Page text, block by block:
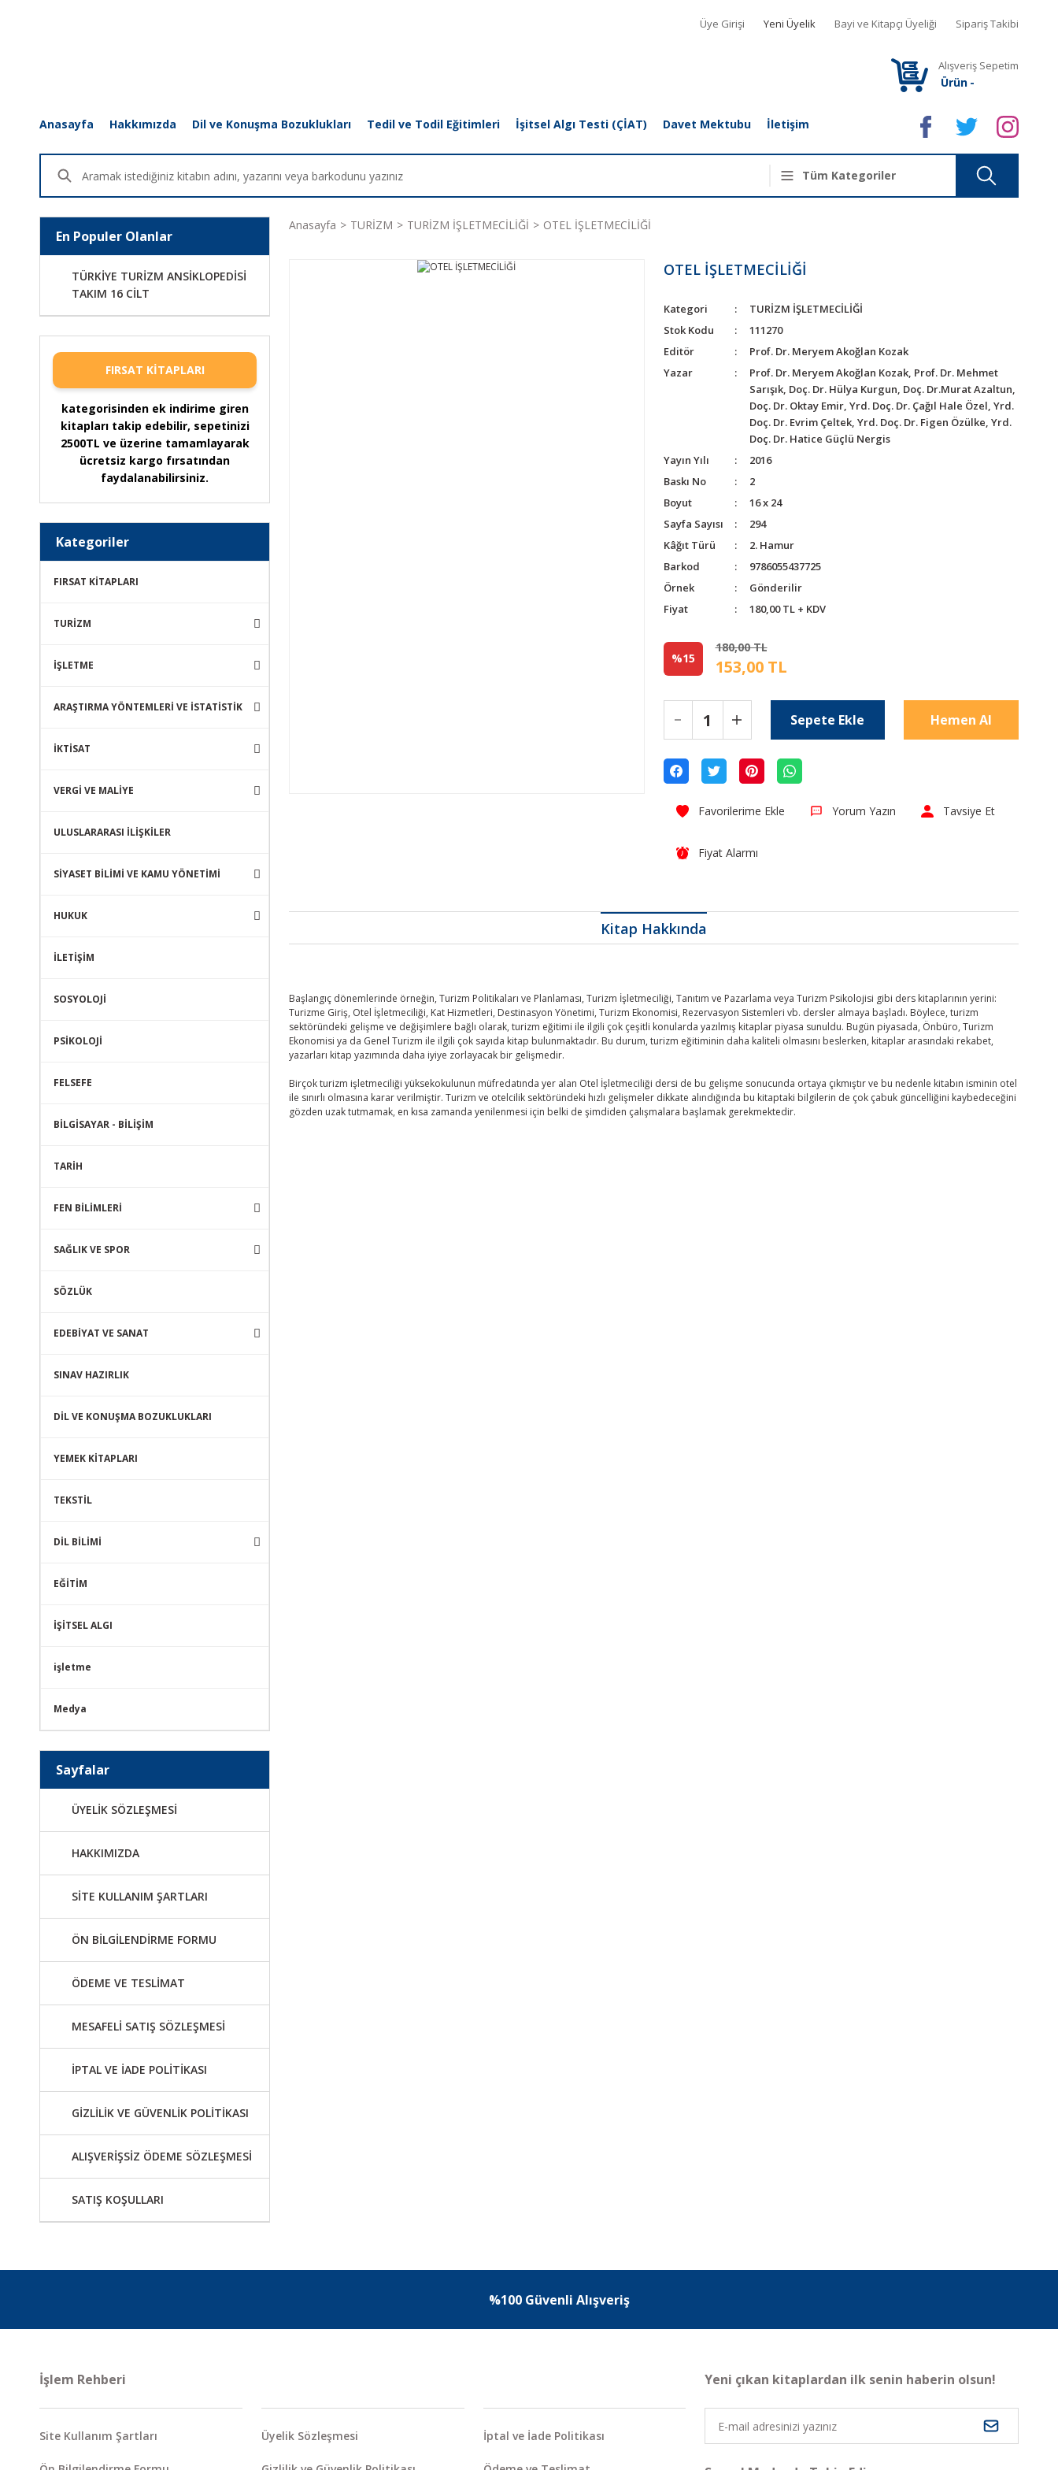
Üye Girişi Yeni Üyelik Bayi ve Kitapçı Üyeliği Sipariş Takibi
Alışveriş Sepetim
Ürün -
Anasayfa Hakkımızda Dil ve Konuşma Bozuklukları Tedil ve Todil Eğitimleri İşitsel Algı Testi (ÇİAT) Davet Mektubu İletişim
En Populer Olanlar
TÜRKİYE TURİZM ANSİKLOPEDİSİ
TAKIM 16 CİLT
FIRSAT KİTAPLARI
kategorisinden ek indirime giren
kitapları takip edebilir, sepetinizi
2500TL ve üzerine tamamlayarak
ücretsiz kargo fırsatından
faydalanabilirsiniz.
Kategoriler
FIRSAT KİTAPLARI
TURİZM
İŞLETME
ARAŞTIRMA YÖNTEMLERİ VE İSTATİSTİK
İKTİSAT
VERGİ VE MALİYE
ULUSLARARASI İLİŞKİLER
SİYASET BİLİMİ VE KAMU YÖNETİMİ
HUKUK
İLETİŞİM
SOSYOLOJİ
PSİKOLOJİ
FELSEFE
BİLGİSAYAR - BİLİŞİM
TARİH
FEN BİLİMLERİ
SAĞLIK VE SPOR
SÖZLÜK
EDEBİYAT VE SANAT
SINAV HAZIRLIK
DİL VE KONUŞMA BOZUKLUKLARI
YEMEK KİTAPLARI
TEKSTİL
DİL BİLİMİ
EĞİTİM
İŞİTSEL ALGI
işletme
Medya
Sayfalar
ÜYELİK SÖZLEŞMESİ
HAKKIMIZDA
SİTE KULLANIM ŞARTLARI
ÖN BİLGİLENDİRME FORMU
ÖDEME VE TESLİMAT
MESAFELİ SATIŞ SÖZLEŞMESİ
İPTAL VE İADE POLİTİKASI
GİZLİLİK VE GÜVENLİK POLİTİKASI
ALIŞVERİŞSİZ ÖDEME SÖZLEŞMESİ
SATIŞ KOŞULLARI
Anasayfa TURİZM TURİZM İŞLETMECİLİĞİ OTEL İŞLETMECİLİĞİ
OTEL İŞLETMECİLİĞİ
Kategori
TURİZM İŞLETMECİLİĞİ
Stok Kodu
111270
Editör
Prof. Dr. Meryem Akoğlan Kozak
Yazar
Prof. Dr. Meryem Akoğlan Kozak, Prof. Dr. Mehmet
Sarışık, Doç. Dr. Hülya Kurgun, Doç. Dr.Murat Azaltun,
Doç. Dr. Oktay Emir, Yrd. Doç. Dr. Çağıl Hale Özel, Yrd.
Doç. Dr. Evrim Çeltek, Yrd. Doç. Dr. Figen Özülke, Yrd.
Doç. Dr. Hatice Güçlü Nergis
Yayın Yılı
2016
Baskı No
2
Boyut
16 x 24
Sayfa Sayısı
294
Kâğıt Türü
2. Hamur
Barkod
9786055437725
Örnek
Gönderilir
Fiyat
180,00 TL + KDV
%15
180,00 TL
153,00 TL
Sepete Ekle Hemen Al
Yorum Yazın Tavsiye Et
Fiyat Alarmı
Kitap Hakkında
Başlangıç dönemlerinde örneğin, Turizm Politikaları ve Planlaması, Turizm İşletmeciliği, Tanıtım ve Pazarlama veya Turizm Psikolojisi gibi ders kitaplarının yerini:
Turizme Giriş, Otel İşletmeciliği, Kat Hizmetleri, Destinasyon Yönetimi, Turizm Ekonomisi, Rezervasyon Sistemleri vb. dersler almaya başladı. Böylece, turizm
sektöründeki gelişme ve değişimlere bağlı olarak, turizm eğitimi ile ilgili çok çeşitli konularda yazılmış kitaplar piyasa sunuldu. Bugün piyasada, Önbüro, Turizm
Ekonomisi ya da Genel Turizm ile ilgili çok sayıda kitap bulunmaktadır. Bu durum, turizm eğitiminin daha kaliteli olmasını beslerken, kitaplar arasındaki rekabet,
yazarları kitap yazımında daha iyiye zorlayacak bir gelişmedir.
Birçok turizm işletmeciliği yüksekokulunun müfredatında yer alan Otel İşletmeciliği dersi de bu gelişme sonucunda ortaya çıkmıştır ve bu nedenle kitabın isminin otel
ile sınırlı olmasına karar verilmiştir. Turizm ve otelcilik sektöründeki hızlı gelişmeler dikkate alındığında bu kitaptaki bilgilerin de çok çabuk güncelliğini kaybedeceğini
gözden uzak tutmamak, en kısa zamanda yenilenmesi için belki de şimdiden çalışmalara başlamak gerekmektedir.
%100 Güvenli Alışveriş
İşlem Rehberi
Site Kullanım Şartları Üyelik Sözleşmesi İptal ve İade Politikası
Yeni çıkan kitaplardan ilk senin haberin olsun!